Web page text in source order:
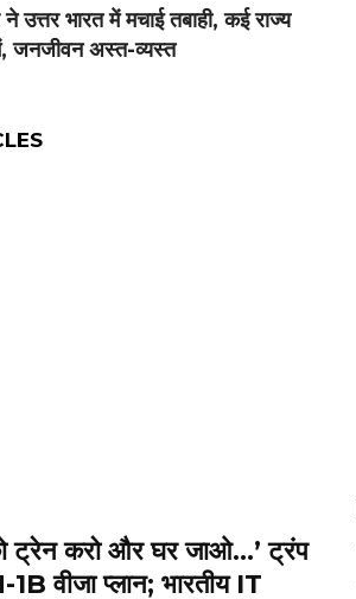
उत्तर भारत में मचाई तबाही, कई राज्य
जनजीवन अस्त-व्यस्त
ट्रेन करो और घर जाओ…’ ट्रंप
वीजा प्लान; भारतीय IT